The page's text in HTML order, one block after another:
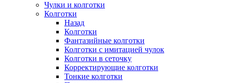
Чулки и колготки
Колготки
Назад
Колготки
Фантазийные колготки
Колготки с имитацией чулок
Колготки в сеточку
Корректирующие колготки
Тонкие колготки